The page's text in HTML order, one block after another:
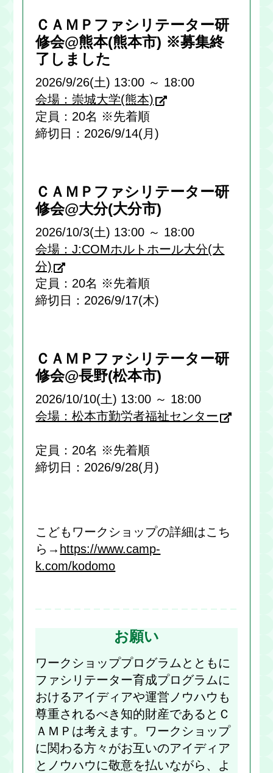
ＣＡＭＰファシリテーター研
修会@熊本(熊本市) ※募集終
了しました
2026/9/26(土) 13:00 ～ 18:00
会場：崇城大学(熊本)
定員：20名 ※先着順
締切日：2026/9/14(月)
ＣＡＭＰファシリテーター研
修会@大分(大分市)
2026/10/3(土) 13:00 ～ 18:00
会場：J:COMホルトホール大分(大
分)
定員：20名 ※先着順
締切日：2026/9/17(木)
ＣＡＭＰファシリテーター研
修会@長野(松本市)
2026/10/10(土) 13:00 ～ 18:00
会場：松本市勤労者福祉センター
定員：20名 ※先着順
締切日：2026/9/28(月)
こどもワークショップの詳細はこち
ら→ https://www.camp-
k.com/kodomo
お願い
ワークショッププログラムとともに
ファシリテーター育成プログラムに
おけるアイディアや運営ノウハウも
尊重されるべき知的財産であるとＣ
ＡＭＰは考えます。ワークショップ
に関わる方々がお互いのアイディア
とノウハウに敬意を払いながら、よ